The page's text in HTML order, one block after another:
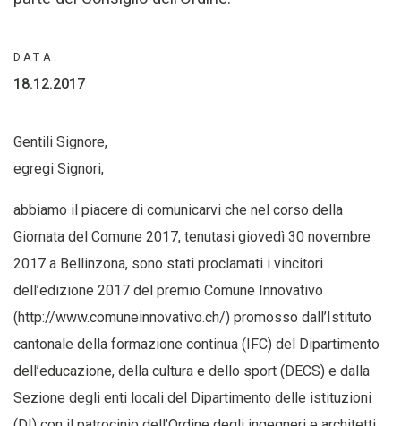
DATA:
18.12.2017
Gentili Signore,
egregi Signori,
abbiamo il piacere di comunicarvi che nel corso della
Giornata del Comune 2017, tenutasi giovedì 30 novembre
2017 a Bellinzona, sono stati proclamati i vincitori
dell’edizione 2017 del premio Comune Innovativo
(http://www.comuneinnovativo.ch/) promosso dall’Istituto
cantonale della formazione continua (IFC) del Dipartimento
dell’educazione, della cultura e dello sport (DECS) e dalla
Sezione degli enti locali del Dipartimento delle istituzioni